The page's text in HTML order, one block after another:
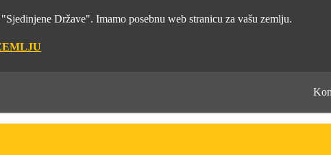
Države". Imamo posebnu web stranicu za vašu zemlju.